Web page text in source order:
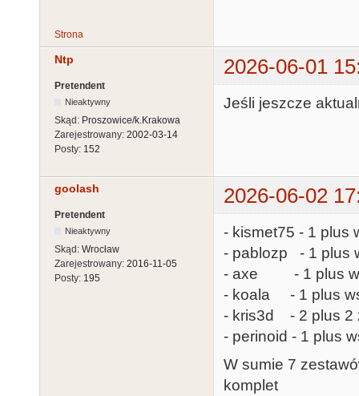
Strona
Ntp 2026-06-01
Pretendent
Nieaktywny
Skąd: Proszowice/k.Krakowa
Zarejestrowany: 2002-03-14
Posty: 152
Jeśli jeszcze
goolash 2026-06-02
Pretendent
Nieaktywny
Skąd: Wrocław
Zarejestrowany: 2016-11-05
Posty: 195
- kismet75 - 1 plus
- pablozp - 1 plus
- axe - 1 plus
- koala - 1 plus
- kris3d - 2 plus 2
- perinoid - 1 plus
W sumie 7
komplet